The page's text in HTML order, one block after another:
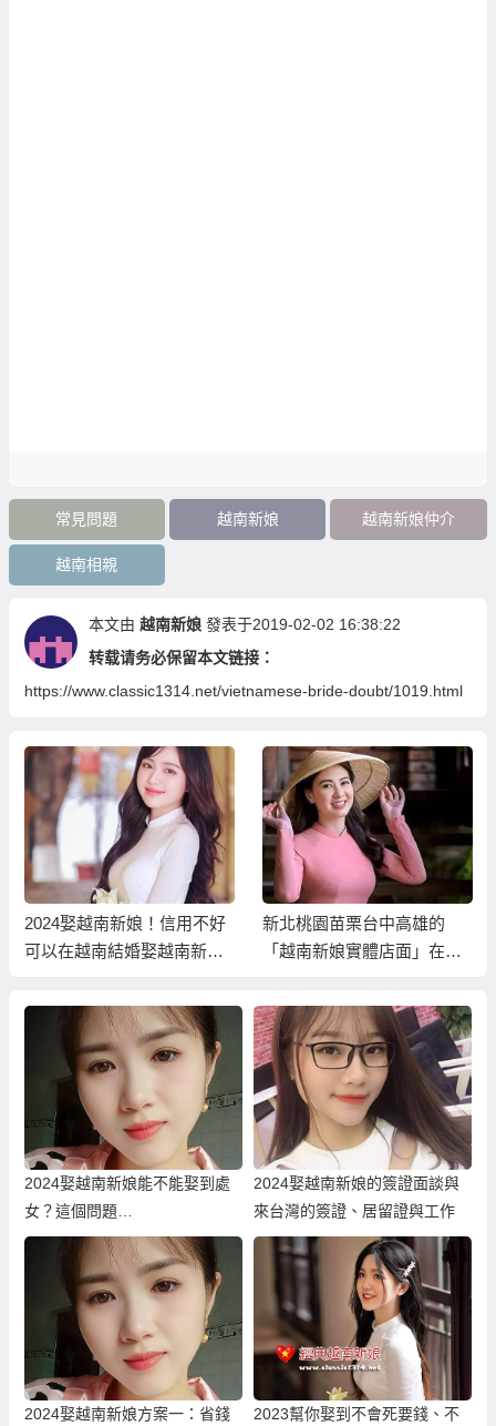
常見問題 越南新娘 越南新娘仲介
越南相親
本文由 越南新娘 發表于2019-02-02 16:38:22
转载请务必保留本文链接：
https://www.classic1314.net/vietnamese-bride-doubt/1019.html
2024娶越南新娘！信用不好
可以在越南結婚娶越南新娘
新北桃園苗栗台中高雄的
「越南新娘實體店面」在
2024娶越南新娘能不能娶到處
女？這個問題…
2024娶越南新娘的簽證面談與
來台灣的簽證、居留證與工作
2024娶越南新娘方案一：省錢
2023幫你娶到不會死要錢、不